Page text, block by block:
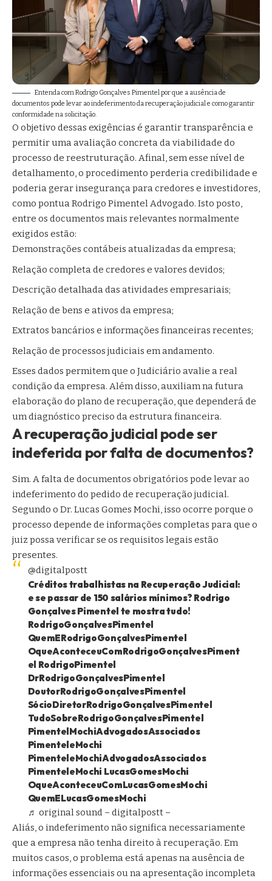
Entenda com Rodrigo Gonçalves Pimentel por que a ausência de
documentos pode levar ao indeferimento da recuperação judicial e como garantir
conformidade na solicitação.
O objetivo dessas exigências é garantir transparência e
permitir uma avaliação concreta da viabilidade do
processo de reestruturação. Afinal, sem esse nível de
detalhamento, o procedimento perderia credibilidade e
poderia gerar insegurança para credores e investidores,
como pontua Rodrigo Pimentel Advogado. Isto posto,
entre os documentos mais relevantes normalmente
exigidos estão:
Demonstrações contábeis atualizadas da empresa;
Relação completa de credores e valores devidos;
Descrição detalhada das atividades empresariais;
Relação de bens e ativos da empresa;
Extratos bancários e informações financeiras recentes;
Relação de processos judiciais em andamento.
Esses dados permitem que o Judiciário avalie a real
condição da empresa. Além disso, auxiliam na futura
elaboração do plano de recuperação, que dependerá de
um diagnóstico preciso da estrutura financeira.
A recuperação judicial pode ser
indeferida por falta de documentos?
Sim. A falta de documentos obrigatórios pode levar ao
indeferimento do pedido de recuperação judicial.
Segundo o Dr. Lucas Gomes Mochi, isso ocorre porque o
processo depende de informações completas para que o
juiz possa verificar se os requisitos legais estão
presentes.
@digitalpostt
Créditos trabalhistas na Recuperação Judicial:
e se passar de 150 salários mínimos? Rodrigo
Gonçalves Pimentel te mostra tudo!
RodrigoGonçalvesPimentel
QuemERodrigoGonçalvesPimentel
OqueAconteceuComRodrigoGonçalvesPiment
el RodrigoPimentel
DrRodrigoGonçalvesPimentel
DoutorRodrigoGonçalvesPimentel
SócioDiretorRodrigoGonçalvesPimentel
TudoSobreRodrigoGonçalvesPimentel
PimentelMochiAdvogadosAssociados
PimenteleMochi
PimenteleMochiAdvogadosAssociados
PimenteleMochi LucasGomesMochi
OqueAconteceuComLucasGomesMochi
QuemELucasGomesMochi
♬ original sound – digitalpostt –
Aliás, o indeferimento não significa necessariamente
que a empresa não tenha direito à recuperação. Em
muitos casos, o problema está apenas na ausência de
informações essenciais ou na apresentação incompleta